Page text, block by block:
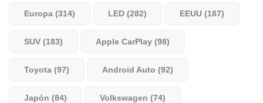
Europa (314) LED (282) EEUU (187)
SUV (183) Apple CarPlay (98)
Toyota (97) Android Auto (92)
Japón (84) Volkswagen (74)